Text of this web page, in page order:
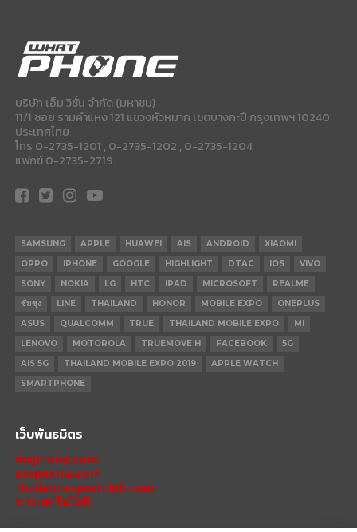
บริษัท เอ็ม วิชั่น จำกัด (มหาชน)
11/1 ซอย รามคำแหง 121 แขวงหัวหมาก เขตบางกะปี กรุงเทพฯ 10240
ประเทศไทย
โทร 0-2735-1201 , 0-2735-1202 , 0-2735-1204
แฟกซ์ 0-2735-2719.
SAMSUNG APPLE HUAWEI AIS ANDROID
XIAOMI
OPPO
IPHONE GOOGLE HIGHLIGHT DTAC IOS
VIVO
SONY
NOKIA LG HTC IPAD MICROSOFT
REALME
ซัมซุง
LINE THAILAND HONOR MOBILE EXPO
ONEPLUS
ASUS
QUALCOMM TRUE THAILAND MOBILE EXPO
MI
LENOVO
MOTOROLA TRUEMOVE H FACEBOOK
5G
AIS 5G
THAILAND MOBILE EXPO 2019
APPLE WATCH
SMARTPHONE
เว็บพันธมิตร
mxphone.com
stepextra.com
thailandesportclub.com
ข่าวเทคโนโลยี